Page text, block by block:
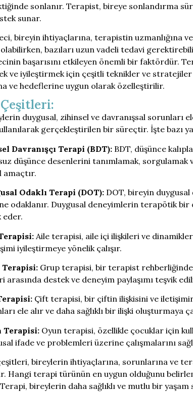
sonlanır. Terapist, bireye sonlandırma
sunar.
bireyin ihtiyaçlarına, terapistin uzmanlığına
olabilirken, bazıları uzun vadeli tedavi
başarısını etkileyen önemli bir faktördür.
ve iyileştirmek için çeşitli teknikler ve
ve hedeflerine uygun olarak özelleştirilir.
duygusal, zihinsel ve davranışsal sorunları
gerçekleştirilen bir süreçtir. İşte bazı
Davranışçı Terapi (BDT): BDT, düşünce
düşünce desenlerini tanımlamak, sorgulamak
amaçtır.
Odaklı Terapi (DOT): DOT, bireyin
odaklanır. Duygusal deneyimlerin terapötik
eder.
Aile terapisi, aile içi ilişkileri ve
iyileştirmeye yönelik çalışır.
Terapisi: Grup terapisi, bir terapist rehberliğinde
arasında destek ve deneyim paylaşımı teşvik
Çift terapisi, bir çiftin ilişkisini ve
ele alır ve daha sağlıklı bir ilişki oluşturmaya
Terapisi: Oyun terapisi, özellikle çocuklar için
ifade ve problemleri üzerine çalışmalarını
bireylerin ihtiyaçlarına, sorunlarına ve
Hangi terapi türünün en uygun olduğunu
bireylerin daha sağlıklı ve mutlu bir